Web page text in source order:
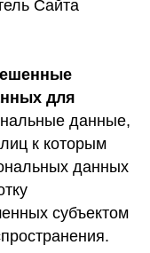
Сайта
для
данные,
к которым
данных
субъектом